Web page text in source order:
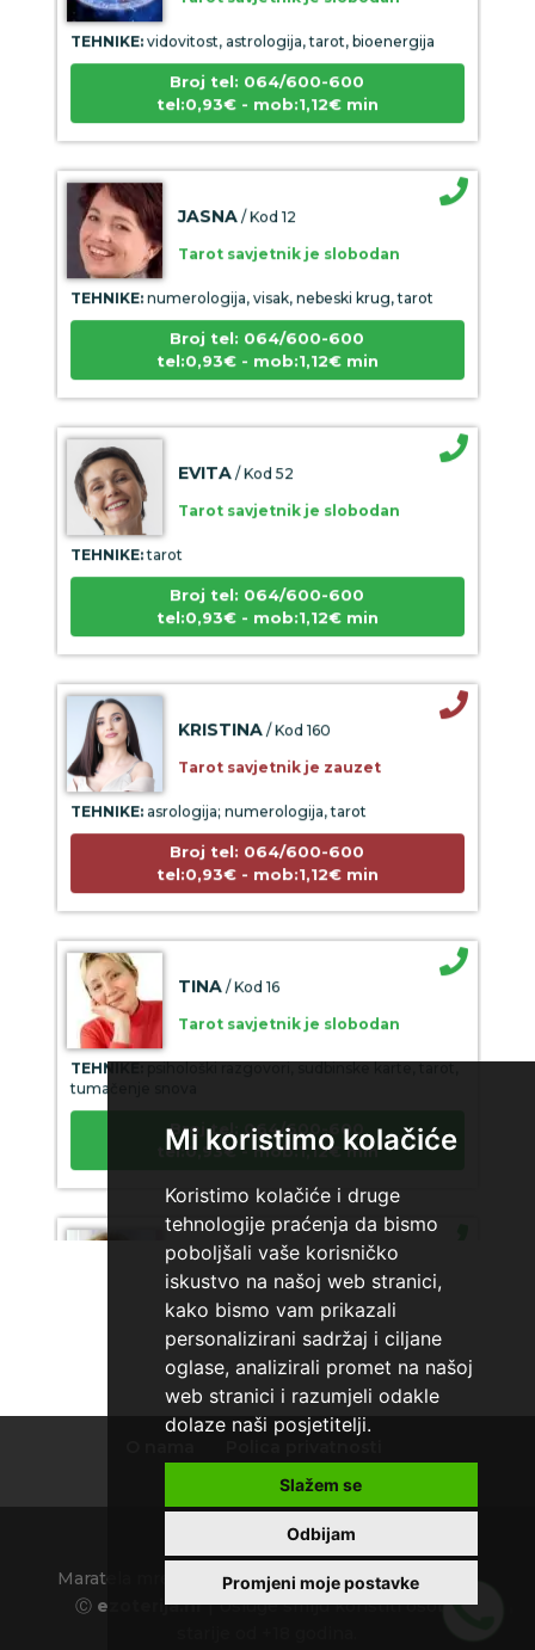
Mi koristimo kolačiće
Koristimo kolačiće i druge
tehnologije praćenja da bismo
poboljšali vaše korisničko
iskustvo na našoj web stranici,
kako bismo vam prikazali
personalizirani sadržaj i ciljane
oglase, analizirali promet na našoj
web stranici i razumjeli odakle
dolaze naši posjetitelji.
Slažem se
Odbijam
Promjeni moje postavke
TEHNIKE:vidovitost, astrologija, tarot, bioenergija
Broj tel: 064/600-600
tel:0,93€ - mob:1,12€ min
JASNA / Kod 12
Tarot savjetnik je slobodan
TEHNIKE:numerologija, visak, nebeski krug, tarot
Broj tel: 064/600-600
tel:0,93€ - mob:1,12€ min
EVITA / Kod 52
Tarot savjetnik je slobodan
TEHNIKE:tarot
Broj tel: 064/600-600
tel:0,93€ - mob:1,12€ min
KRISTINA / Kod 160
Tarot savjetnik je zauzet
TEHNIKE:asrologija; numerologija, tarot
Broj tel: 064/600-600
tel:0,93€ - mob:1,12€ min
TINA / Kod 16
Tarot savjetnik je slobodan
TEHNIKE:psihološki razgovori, sudbinske karte, tarot,
tumačenje snova
tel:0,93€ - mob:1,12€ min
SANDRA / Kod 66
Tarot savjetnik je slobodan
numerologija, tarot svjetlost duše,
psihološki razgovori
Broj tel: 064/600-600
tel:0,93€ - mob:1,12€ min
/ Kod 05
TEHNIKE:
Uvjeti korištenja
Maratela mreže d.o.o., 072700700, +18 Copyright
Ⓒ ezoterija.hr| Usluge smiju koristiti osobe